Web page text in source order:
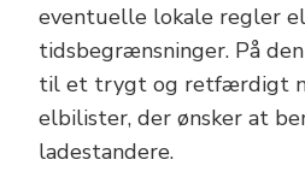
eventuelle lokale regler
tidsbegrænsninger. På
til et trygt og retfærdigt
elbilister, der ønsker at
ladestandere.